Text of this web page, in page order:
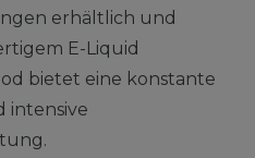
erhältlich und
E-Liquid
bietet eine konstante
intensive